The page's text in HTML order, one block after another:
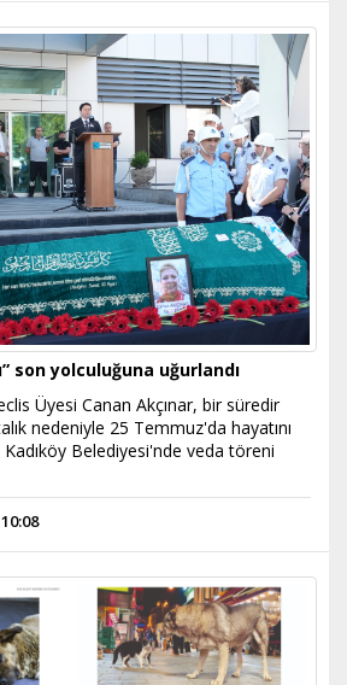
son yolculuğuna uğurlandı
Üyesi Canan Akçınar, bir süredir
nedeniyle 25 Temmuz'da hayatını
Belediyesi'nde veda töreni